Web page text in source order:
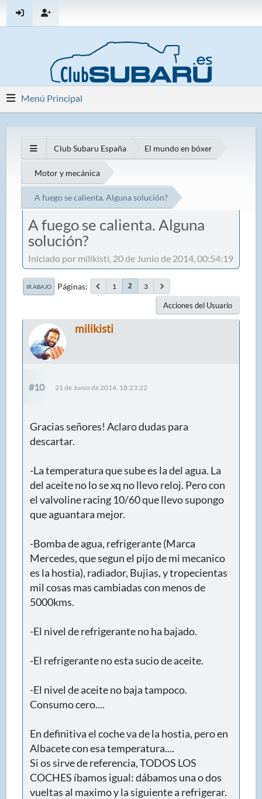
Menú Principal
Club Subaru España El mundo en bóxer
Motor y mecánica
A fuego se calienta. Alguna solución?
A fuego se calienta. Alguna
solución?
Iniciado por milikisti, 20 de Junio de 2014, 00:54:19
IR ABAJO Páginas 1 2 3
Acciones del Usuario
milikisti
#10 21 de Junio de 2014, 18:23:22
Gracias señores! Aclaro dudas para
descartar.
-La temperatura que sube es la del agua. La
del aceite no lo se xq no llevo reloj. Pero con
el valvoline racing 10/60 que llevo supongo
que aguantara mejor.
-Bomba de agua, refrigerante (Marca
Mercedes, que segun el pijo de mi mecanico
es la hostia), radiador, Bujias, y tropecientas
mil cosas mas cambiadas con menos de
5000kms.
-El nivel de refrigerante no ha bajado.
-El refrigerante no esta sucio de aceite.
-El nivel de aceite no baja tampoco.
Consumo cero....
En definitiva el coche va de la hostia, pero en
Albacete con esa temperatura....
Si os sirve de referencia, TODOS LOS
COCHES íbamos igual: dábamos una o dos
vueltas al maximo y la siguiente a refrigerar.